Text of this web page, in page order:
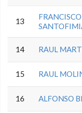
13
14 RAUL
15 RAUL
16 ALFONSO